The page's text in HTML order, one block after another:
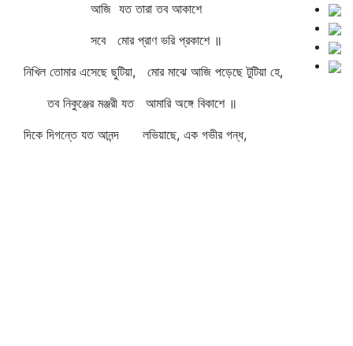
আজি যত তারা তব আকাশে
সবে মোর প্রাণ ভরি প্রকাশে ॥
নিখিল তোমার এসেছে ছুটিয়া, মোর মাঝে আজি পড়েছে টুটিয়া হে,
তব নিকুঞ্জের মঞ্জরী যত আমারি অঙ্গে বিকাশে ॥
দিকে দিগন্তে যত আনন্দ লভিয়াছে, এক গভীর গন্ধ,